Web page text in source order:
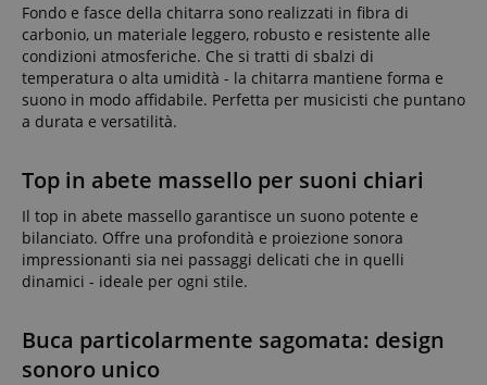
Fondo e fasce della chitarra sono realizzati in fibra di
carbonio, un materiale leggero, robusto e resistente alle
condizioni atmosferiche. Che si tratti di sbalzi di
temperatura o alta umidità - la chitarra mantiene forma e
suono in modo affidabile. Perfetta per musicisti che puntano
a durata e versatilità.
Top in abete massello per suoni chiari
Il top in abete massello garantisce un suono potente e
bilanciato. Offre una profondità e proiezione sonora
impressionanti sia nei passaggi delicati che in quelli
dinamici - ideale per ogni stile.
Buca particolarmente sagomata: design
sonoro unico